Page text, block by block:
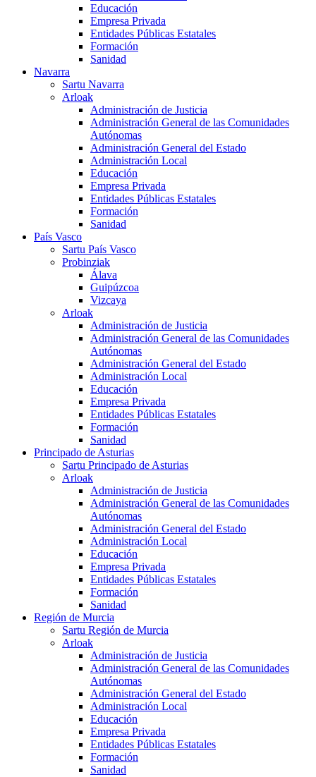
Educación
Empresa Privada
Entidades Públicas Estatales
Formación
Sanidad
Navarra
Sartu Navarra
Arloak
Administración de Justicia
Administración General de las Comunidades
Autónomas
Administración General del Estado
Administración Local
Educación
Empresa Privada
Entidades Públicas Estatales
Formación
Sanidad
País Vasco
Sartu País Vasco
Probinziak
Álava
Guipúzcoa
Vizcaya
Arloak
Administración de Justicia
Administración General de las Comunidades
Autónomas
Administración General del Estado
Administración Local
Educación
Empresa Privada
Entidades Públicas Estatales
Formación
Sanidad
Principado de Asturias
Sartu Principado de Asturias
Arloak
Administración de Justicia
Administración General de las Comunidades
Autónomas
Administración General del Estado
Administración Local
Educación
Empresa Privada
Entidades Públicas Estatales
Formación
Sanidad
Región de Murcia
Sartu Región de Murcia
Arloak
Administración de Justicia
Administración General de las Comunidades
Autónomas
Administración General del Estado
Administración Local
Educación
Empresa Privada
Entidades Públicas Estatales
Formación
Sanidad